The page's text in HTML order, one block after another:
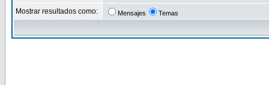
Mostrar resultados como: Mensajes Temas